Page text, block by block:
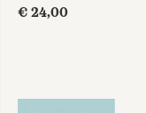
€ 24,00